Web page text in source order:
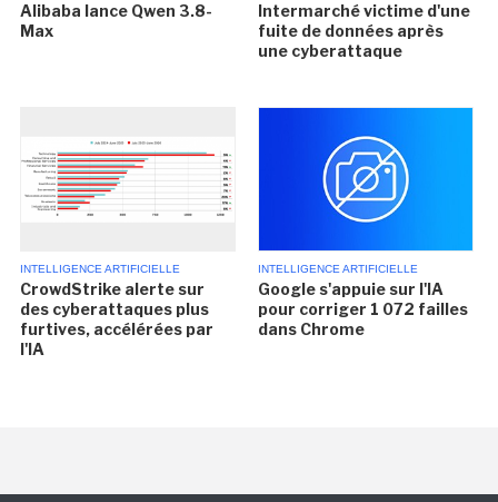
Alibaba lance Qwen 3.8-
Max
Intermarché victime d'une
fuite de données après
une cyberattaque
INTELLIGENCE ARTIFICIELLE
CrowdStrike alerte sur
des cyberattaques plus
furtives, accélérées par
l'IA
INTELLIGENCE ARTIFICIELLE
Google s'appuie sur l'IA
pour corriger 1 072 failles
dans Chrome